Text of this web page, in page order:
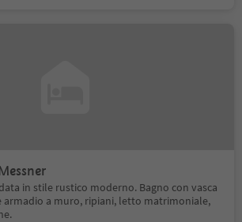
in stile rustico moderno. Bagno con vasca
armadio a muro, ripiani, letto matrimoniale,